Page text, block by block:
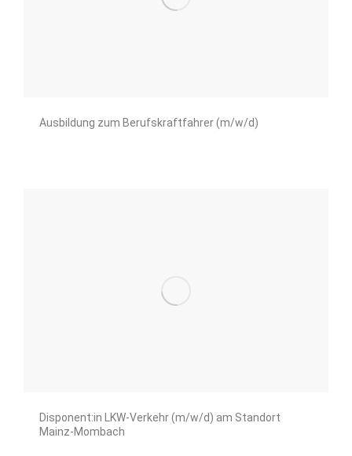
Ausbildung zum Berufskraftfahrer (m/w/d)
Disponent:in LKW-Verkehr (m/w/d) am Standort
Mainz-Mombach